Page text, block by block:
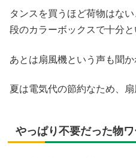
タンスを買うほど荷物はな
段のカラーボックスで十分と
あとは扇風機という声も聞か
夏は電気代の節約なため、
やっぱり不要だった物